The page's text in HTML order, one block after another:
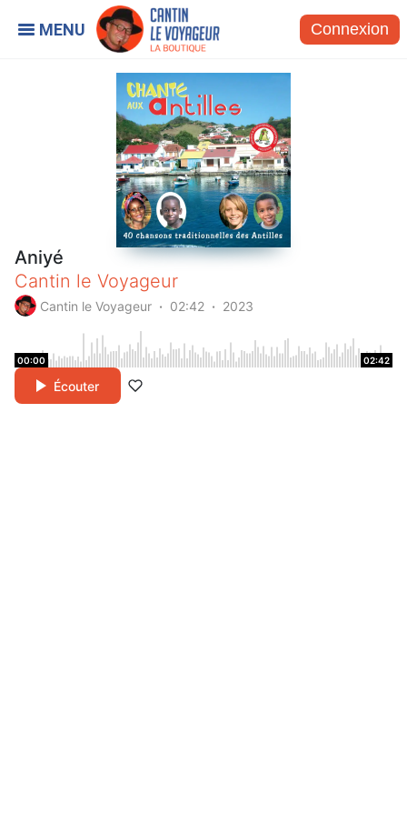
Connexion
Aniyé
Cantin le Voyageur
Cantin le Voyageur 02:42 2023
00:00 02:42
Écouter